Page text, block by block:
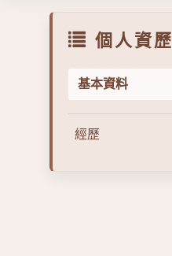
個人資歷
基本資料
經歷